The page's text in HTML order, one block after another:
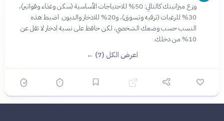
وزع ميزانيتك كالتالي: 50% للاحتياجات الأساسية (سكن وغذاء وفواتير)،
30% للرغبات (ترفيه وتسوق)، و20% للادخار والديون. اضبط هذه
النسب حسب وضعك الشخصي، لكن حافظ على نسبة ادخار لا تقل عن
10% من دخلك.
اعرض الكل (7) ←